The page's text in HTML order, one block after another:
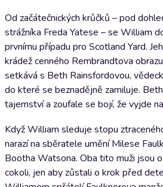
Od začátečnických krůčků – pod
strážníka Freda Yatese – se William
prvnímu případu pro Scotland Yard.
krádež cenného Rembrandtova
setkává s Beth Rainsfordovou,
do které se beznadějně zamiluje.
tajemství a zoufale se bojí, že vyjde
Když William sleduje stopu
narazí na sběratele umění Milese
Bootha Watsona. Oba tito muži jsou
cokoli, jen aby zůstali o krok před